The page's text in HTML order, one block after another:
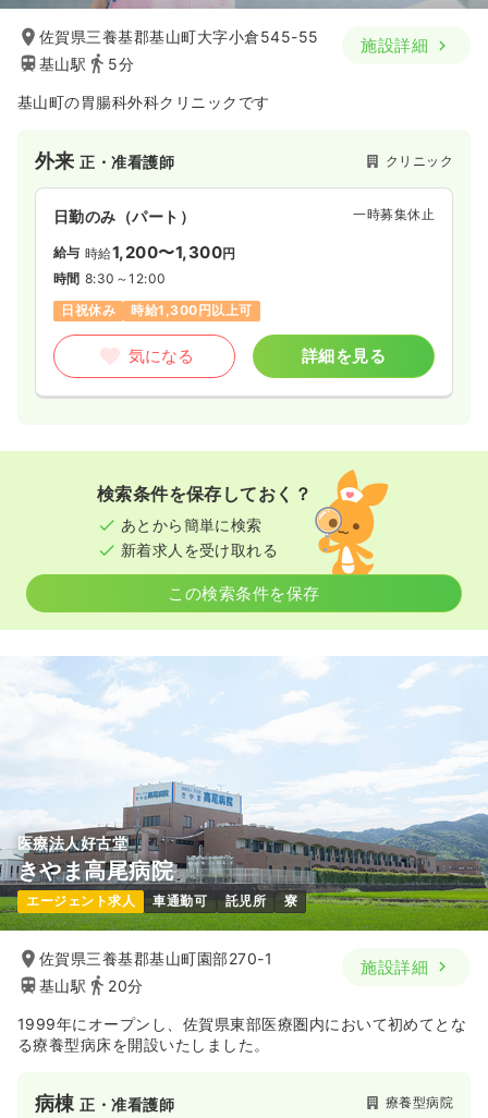
佐賀県三養基郡基山町大字小倉545-55
基山駅
5分
施設詳細
基山町の胃腸科外科クリニックです
外来正・准看護師 クリニック
日勤のみ（パート） 一時募集休止
給与 時給1,200〜1,300円
時間 8:30～12:00
日祝休み
時給1,300円以上可
気になる 詳細を見る
検索条件を保存しておく？
あとから簡単に検索
新着求人を受け取れる
この検索条件を保存
医療法人好古堂
きやま高尾病院
エージェント求人 車通勤可 託児所 寮
佐賀県三養基郡基山町園部270-1
基山駅
20分
施設詳細
1999年にオープンし、佐賀県東部医療圏内において初めてとな
る療養型病床を開設いたしました。
病棟正・准看護師 療養型病院